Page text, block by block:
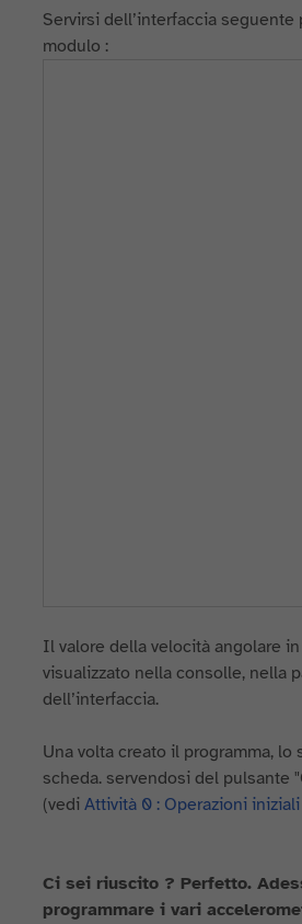
Servirsi dell’interfaccia seguente
modulo :
Il valore della velocità angolare
visualizzato nella consolle, nella
dell’interfaccia.
Una volta creato il programma, lo
scheda. servendosi del pulsante
(vediAttività 0 : Operazioni
Ci sei riuscito ? Perfetto.
programmare i vari